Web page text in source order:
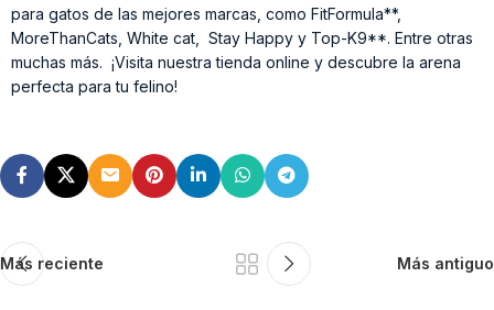
para gatos de las mejores marcas, como FitFormula**,
MoreThanCats, White cat, Stay Happy y Top-K9**. Entre otras
muchas más. ¡Visita nuestra tienda online y descubre la arena
perfecta para tu felino!
Más reciente Más antiguo